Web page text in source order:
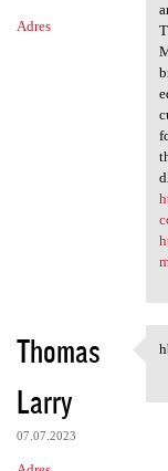
Adres
Thomas
Larry
07.07.2023